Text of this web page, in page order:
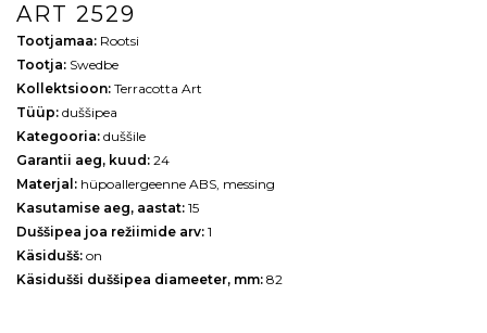
ART 2529
Tootjamaa: Rootsi
Tootja: Swedbe
Kollektsioon: Terracotta Art
Tüüp: duššipea
Kategooria: duššile
Garantii aeg, kuud: 24
Materjal: hüpoallergeenne ABS, messing
Kasutamise aeg, aastat: 15
Duššipea joa režiimide arv: 1
Käsidušš: on
Käsidušši duššipea diameeter, mm: 82